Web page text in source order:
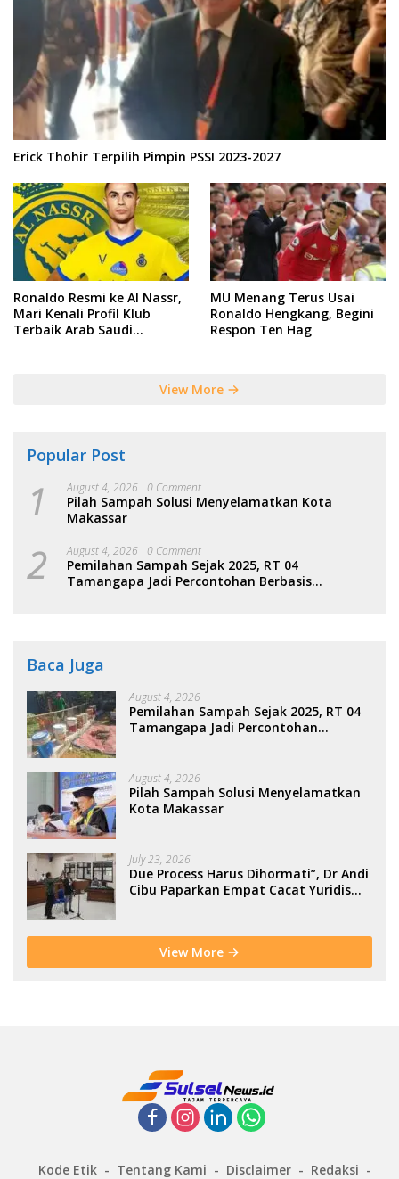
Erick Thohir Terpilih Pimpin PSSI 2023-2027
Ronaldo Resmi ke Al Nassr,
Mari Kenali Profil Klub
Terbaik Arab Saudi
MU Menang Terus Usai
Ronaldo Hengkang, Begini
Respon Ten Hag
View More
Popular Post
1 August 4, 2026 0 Comment
Pilah Sampah Solusi Menyelamatkan Kota
Makassar
2 August 4, 2026 0 Comment
Pemilahan Sampah Sejak 2025, RT 04
Tamangapa Jadi Percontohan Berbasis
Baca Juga
August 4, 2026
Pemilahan Sampah Sejak 2025, RT 04
Tamangapa Jadi Percontohan
August 4, 2026
Pilah Sampah Solusi Menyelamatkan
Kota Makassar
July 23, 2026
Due Process Harus Dihormati”, Dr Andi
Cibu Paparkan Empat Cacat Yuridis
View More
Kode Etik Tentang Kami Disclaimer Redaksi